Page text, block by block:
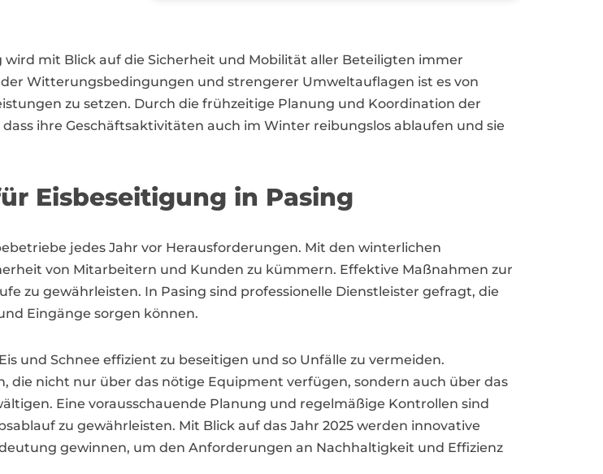
mit Blick auf die Sicherheit und Mobilität aller Beteiligten immer
Witterungsbedingungen und strengerer Umweltauflagen ist es von
zu setzen. Durch die frühzeitige Planung und Koordination der
ihre Geschäftsaktivitäten auch im Winter reibungslos ablaufen und sie
Eisbeseitigung in Pasing
jedes Jahr vor Herausforderungen. Mit den winterlichen
von Mitarbeitern und Kunden zu kümmern. Effektive Maßnahmen zur
zu gewährleisten. In Pasing sind professionelle Dienstleister gefragt, die
Eingänge sorgen können.
und Schnee effizient zu beseitigen und so Unfälle zu vermeiden.
nicht nur über das nötige Equipment verfügen, sondern auch über das
Eine vorausschauende Planung und regelmäßige Kontrollen sind
zu gewährleisten. Mit Blick auf das Jahr 2025 werden innovative
gewinnen, um den Anforderungen an Nachhaltigkeit und Effizienz